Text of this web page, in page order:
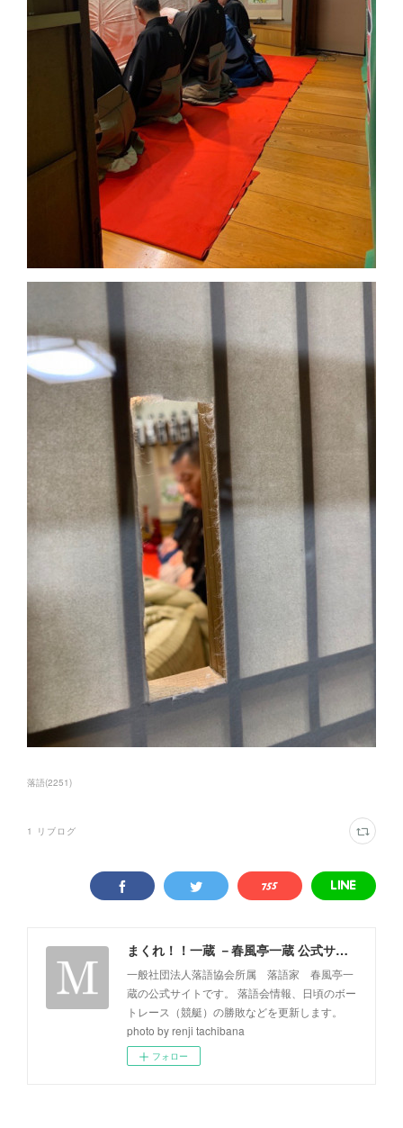
落語(2251)
1 リブログ
まくれ！！一蔵 －春風亭一蔵 公式サイト－
一般社団法人落語協会所属 落語家 春風亭一
蔵の公式サイトです。 落語会情報、日頃のボー
トレース（競艇）の勝敗などを更新します。
photo by renji tachibana
フォロー